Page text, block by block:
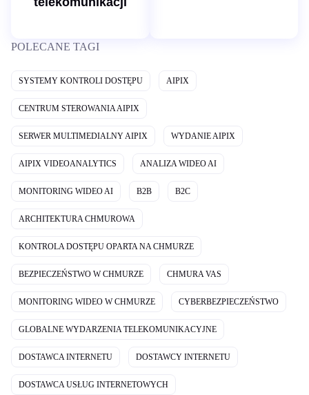
POLECANE TAGI
SYSTEMY KONTROLI DOSTĘPU AIPIX
CENTRUM STEROWANIA AIPIX
SERWER MULTIMEDIALNY AIPIX WYDANIE AIPIX
AIPIX VIDEOANALYTICS ANALIZA WIDEO AI
MONITORING WIDEO AI B2B B2C
ARCHITEKTURA CHMUROWA
KONTROLA DOSTĘPU OPARTA NA CHMURZE
BEZPIECZEŃSTWO W CHMURZE CHMURA VAS
MONITORING WIDEO W CHMURZE CYBERBEZPIECZEŃSTWO
GLOBALNE WYDARZENIA TELEKOMUNIKACYJNE
DOSTAWCA INTERNETU DOSTAWCY INTERNETU
DOSTAWCA USŁUG INTERNETOWYCH